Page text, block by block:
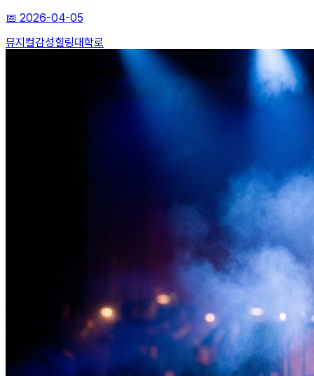
📅 2026-04-05
뮤지컬감성힐링대학로